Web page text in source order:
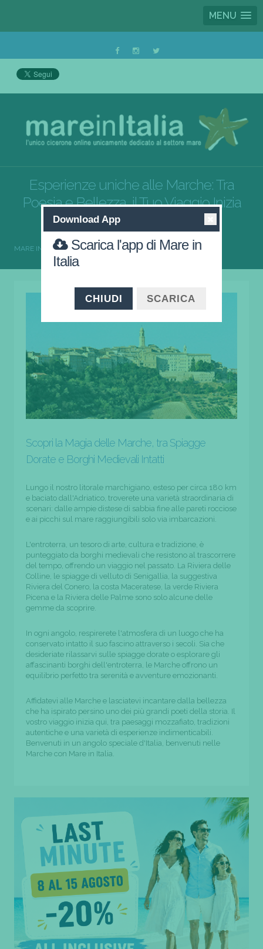
MENU
Esperienze uniche alle Marche: Tra
Poesia e Bellezza, il Tuo Viaggio Inizia
qui con Mare in Italia
MARE IN ITALIA MARCHE
Scopri la Magia delle Marche, tra Spiagge
Dorate e Borghi Medievali Intatti
Lungo il nostro litorale marchigiano, esteso per circa 180 km
e baciato dall'Adriatico, troverete una varietà straordinaria di
scenari: dalle ampie distese di sabbia fine alle pareti rocciose
e ai picchi sul mare raggiungibili solo via imbarcazioni.
L'entroterra, un tesoro di arte, cultura e tradizione, è
punteggiato da borghi medievali che resistono al trascorrere
del tempo, offrendo un viaggio nel passato. La Riviera delle
Colline, le spiagge di velluto di Senigallia, la suggestiva
Riviera del Conero, la costa Maceratese, la verde Riviera
Picena e la Riviera delle Palme sono solo alcune delle
gemme da scoprire.
In ogni angolo, respirerete l'atmosfera di un luogo che ha
conservato intatto il suo fascino attraverso i secoli. Sia che
desideriate rilassarvi sulle spiagge dorate o esplorare gli
affascinanti borghi dell'entroterra, le Marche offrono un
equilibrio perfetto tra serenità e avventure emozionanti.
Affidatevi alle Marche e lasciatevi incantare dalla bellezza
che ha ispirato persino uno dei più grandi poeti della storia. Il
vostro viaggio inizia qui, tra paesaggi mozzafiato, tradizioni
autentiche e una varietà di esperienze indimenticabili.
Benvenuti in un angolo speciale d'Italia, benvenuti nelle
Marche con Mare in Italia.
Download App
Scarica l'app di Mare in
Italia
CHIUDI SCARICA